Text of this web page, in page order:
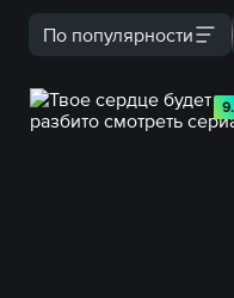
По популярности